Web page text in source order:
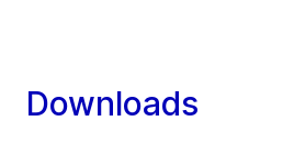
Downloads